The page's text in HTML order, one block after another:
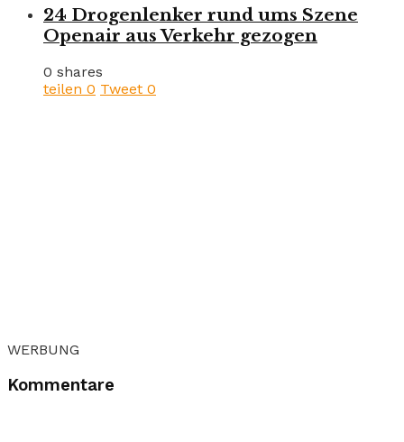
24 Drogenlenker rund ums Szene
Openair aus Verkehr gezogen
0 shares
teilen 0 Tweet 0
WERBUNG
Kommentare